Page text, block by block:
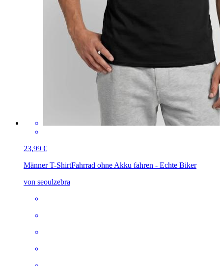
23,99 €
Männer T-ShirtFahrrad ohne Akku fahren - Echte Biker
von seoulzebra